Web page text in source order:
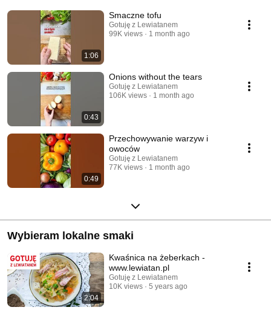
1:06
Smaczne tofu
Gotuję z Lewiatanem
99K views
1 month ago
0:43
Onions without the tears
Gotuję z Lewiatanem
106K views
1 month ago
0:49
Przechowywanie warzyw i
owoców
Gotuję z Lewiatanem
77K views
1 month ago
Wybieram lokalne smaki
2:04
Kwaśnica na żeberkach -
www.lewiatan.pl
Gotuję z Lewiatanem
10K views
5 years ago